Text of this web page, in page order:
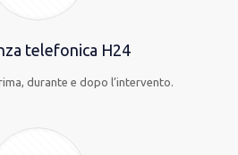
telefonica H24
durante e dopo l’intervento.